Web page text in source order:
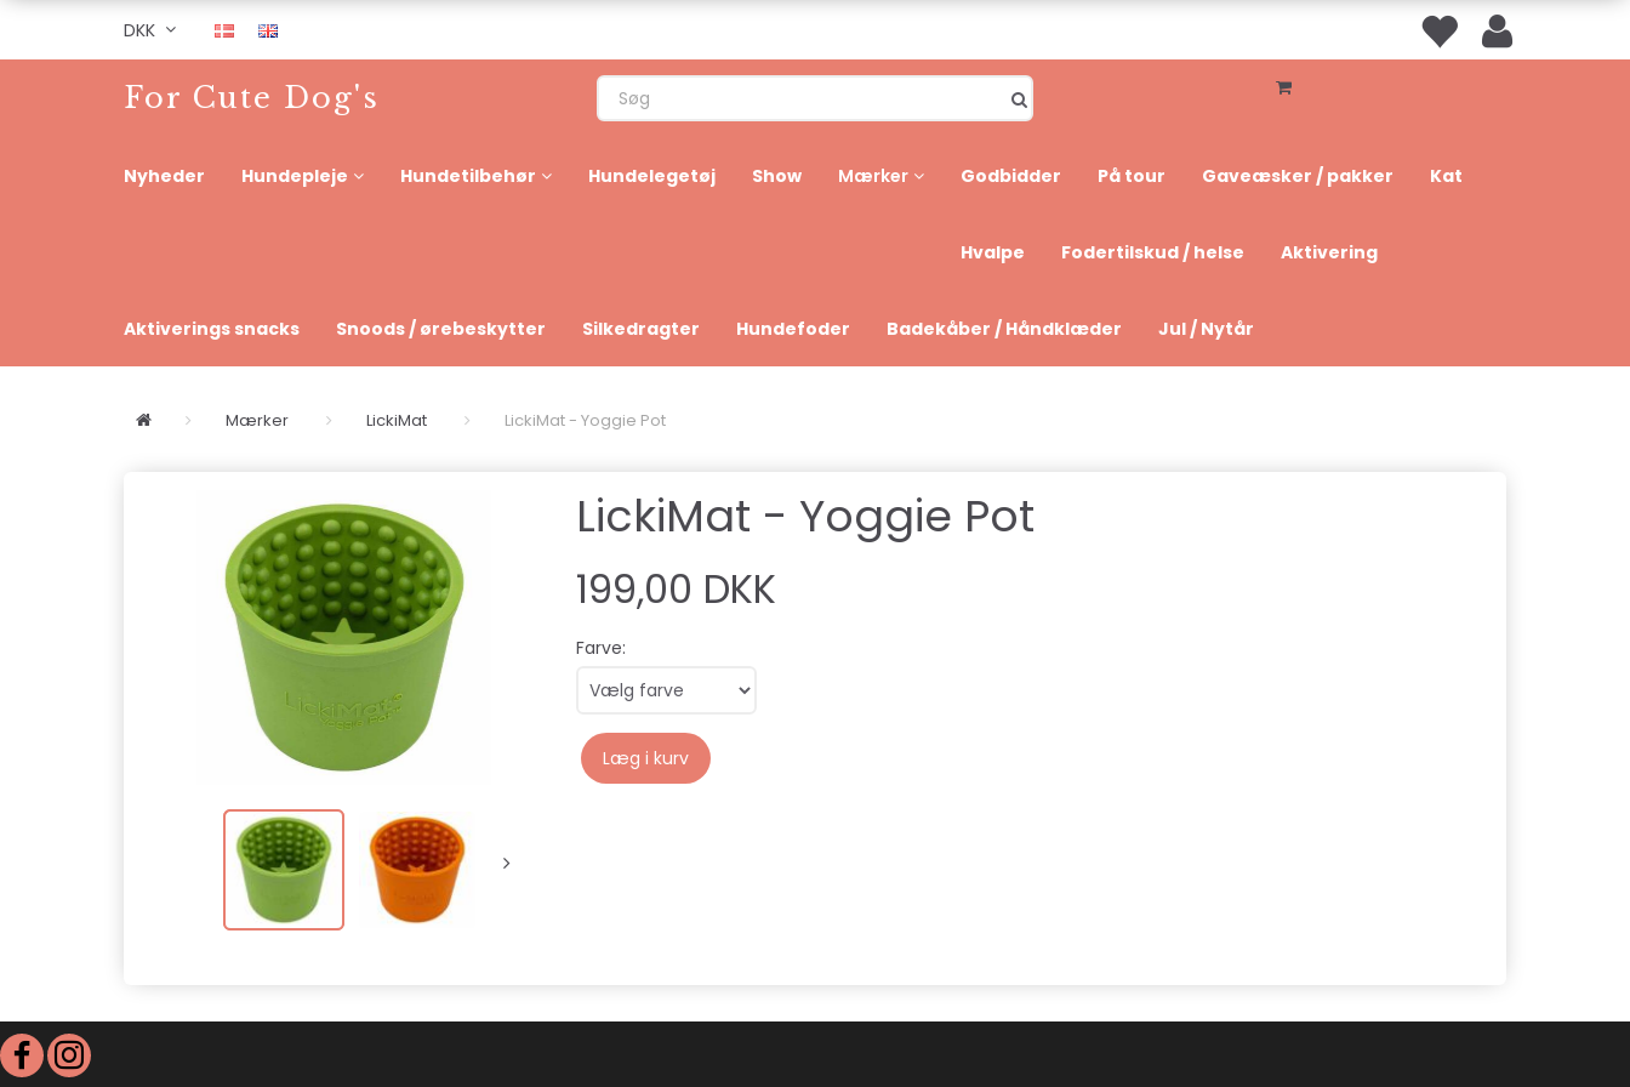
DKK
For Cute Dog's
Nyheder Hundepleje Hundetilbehør Hundelegetøj Show Mærker Godbidder På tour Gaveæsker / pakker Kat
Hvalpe Fodertilskud / helse Aktivering
Aktiverings snacks Snoods / ørebeskytter Silkedragter Hundefoder Badekåber / Håndklæder Jul / Nytår
Mærker LickiMat LickiMat - Yoggie Pot
LickiMat - Yoggie Pot
199,00 DKK
Farve:
Læg i kurv